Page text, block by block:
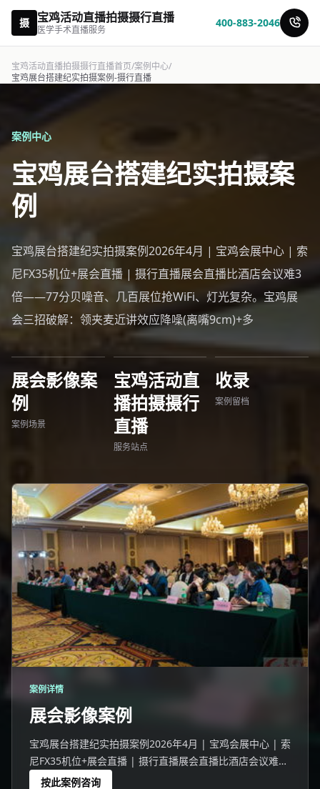
摄 宝鸡活动直播拍摄摄行直播
医学手术直播服务
400-883-2046
宝鸡活动直播拍摄摄行直播首页/案例中心/
宝鸡展台搭建纪实拍摄案例-摄行直播
案例中心
宝鸡展台搭建纪实拍摄案
例
宝鸡展台搭建纪实拍摄案例2026年4月 | 宝鸡会展中心 | 索
尼FX35机位+展会直播 | 摄行直播展会直播比酒店会议难3
倍——77分贝噪音、几百展位抢WiFi、灯光复杂。宝鸡展
会三招破解：领夹麦近讲效应降噪(离嘴9cm)+多
展会影像案
例
案例场景
宝鸡活动直
播拍摄摄行
直播
服务站点
收录
案例留档
案例详情
展会影像案例
宝鸡展台搭建纪实拍摄案例2026年4月 | 宝鸡会展中心 | 索
尼FX35机位+展会直播 | 摄行直播展会直播比酒店会议难3
倍——77分贝噪音、几百展位抢WiFi、灯光复杂。宝鸡展会
按此案例咨询